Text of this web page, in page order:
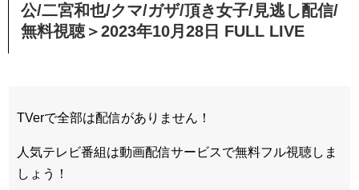
公/二宮和也/クマ/ガザ/頂き女子/見逃し配信/
無料視聴＞2023年10月28日 FULL LIVE
TVerで全部は配信がありません！
人気テレビ番組は動画配信サービスで無料フル視聴しま
しょう！